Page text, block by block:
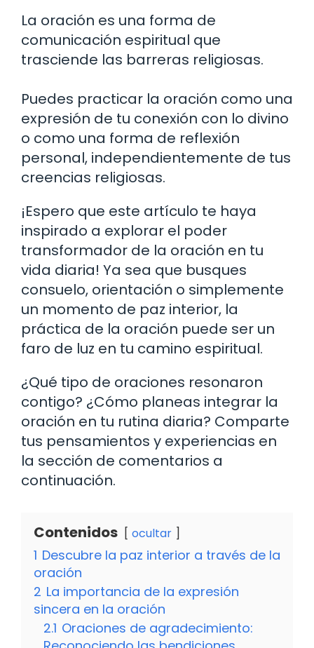
La oración es una forma de
comunicación espiritual que
trasciende las barreras religiosas.
Puedes practicar la oración como una
expresión de tu conexión con lo divino
o como una forma de reflexión
personal, independientemente de tus
creencias religiosas.
¡Espero que este artículo te haya
inspirado a explorar el poder
transformador de la oración en tu
vida diaria! Ya sea que busques
consuelo, orientación o simplemente
un momento de paz interior, la
práctica de la oración puede ser un
faro de luz en tu camino espiritual.
¿Qué tipo de oraciones resonaron
contigo? ¿Cómo planeas integrar la
oración en tu rutina diaria? Comparte
tus pensamientos y experiencias en
la sección de comentarios a
continuación.
Contenidos ocultar
1 Descubre la paz interior a través de la
oración
2 La importancia de la expresión
sincera en la oración
2.1 Oraciones de agradecimiento: